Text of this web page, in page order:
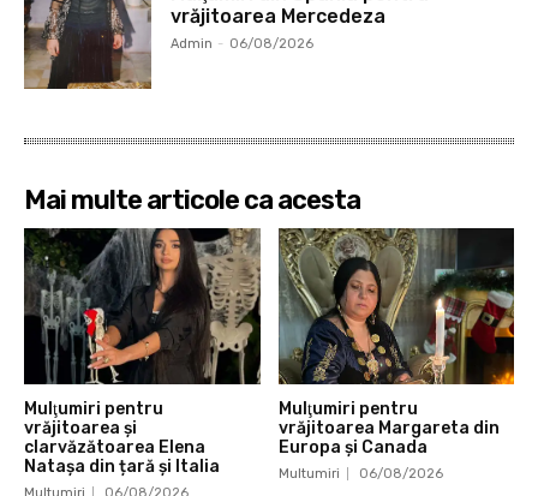
vrăjitoarea Mercedeza
Admin - 06/08/2026
Mai multe articole ca acesta
Mulţumiri pentru
vrăjitoarea și
clarvăzătoarea Elena
Natașa din țară și Italia
Multumiri 06/08/2026
Mulţumiri pentru
vrăjitoarea Margareta din
Europa și Canada
Multumiri 06/08/2026